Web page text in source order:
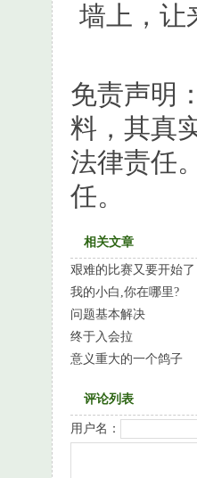
墙上，让
免责声明
料，其真
法律责任
任。
相关文章
艰难的比赛又要开始了
我的小白,你在哪里?
问题基本解决
终于入会拉
意义重大的一个鸽子
评论列表
用户名：